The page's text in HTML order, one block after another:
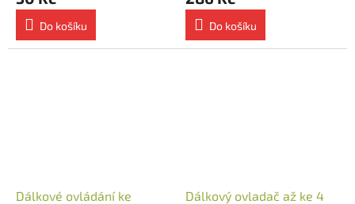
Do košíku Do košíku
Dálkové ovládání ke
Dálkový ovladač až ke 4